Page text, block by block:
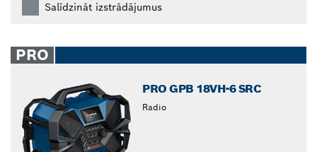
Salīdzināt izstrādājumus
PRO
PRO GPB 18VH-6 SRC
Radio